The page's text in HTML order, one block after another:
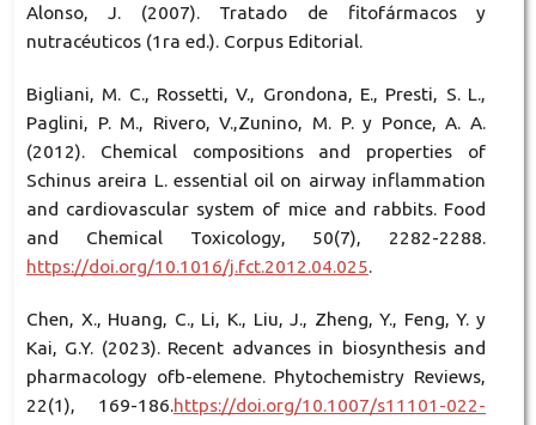
Alonso, J. (2007). Tratado de fitofármacos y
nutracéuticos (1ra ed.). Corpus Editorial.
Bigliani, M. C., Rossetti, V., Grondona, E., Presti, S. L.,
Paglini, P. M., Rivero, V.,Zunino, M. P. y Ponce, A. A.
(2012). Chemical compositions and properties of
Schinus areira L. essential oil on airway inflammation
and cardiovascular system of mice and rabbits. Food
and Chemical Toxicology, 50(7), 2282-2288.
https://doi.org/10.1016/j.fct.2012.04.025.
Chen, X., Huang, C., Li, K., Liu, J., Zheng, Y., Feng, Y. y
Kai, G.Y. (2023). Recent advances in biosynthesis and
pharmacology ofb-elemene. Phytochemistry Reviews,
22(1), 169-186.https://doi.org/10.1007/s11101-022-